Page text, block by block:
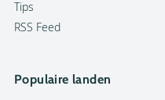
Tips
RSS Feed
Populaire landen